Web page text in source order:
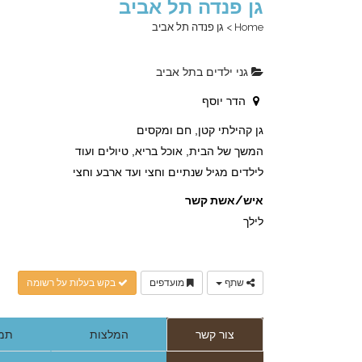
גן פנדה תל אביב
Home
> גן פנדה תל אביב
גני ילדים בתל אביב
הדר יוסף
גן קהילתי קטן, חם ומקסים
המשך של הבית, אוכל בריא, טיולים ועוד
לילדים מגיל שנתיים וחצי ועד ארבע וחצי
איש/אשת קשר
לילך
שתף מועדפים בקש בעלות על רשומה
צור קשר המלצות